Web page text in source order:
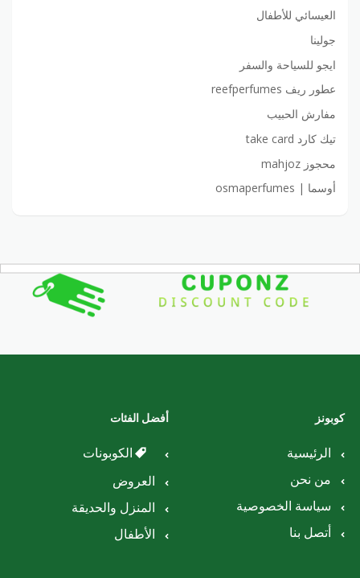
العيسائي للأطفال
جولينا
ايجو للسياحة والسفر
عطور ريف reefperfumes
مفارش الحبيب
تيك كارد take card
محجوز mahjoz
أوسما | osmaperfumes
كوبونز
الرئيسية
من نحن
سياسة الخصوصية
أتصل بنا
أفضل الفئات
الكوبونات
العروض
المنزل والحديقة
الأطفال